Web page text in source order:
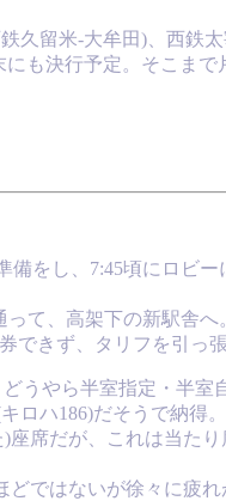
久留米-大牟田)、西鉄
も決行予定。そこま
をし、7:45頃にロビ
て、高架下の新駅舎
きず、タリフを引っ
うやら半室指定・半室
ロハ186)だそうで納得
席だが、これは当た
どではないが徐々に疲